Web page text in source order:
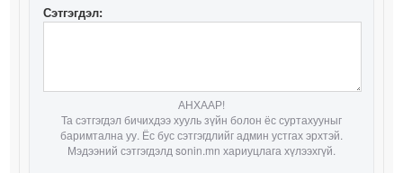
Сэтгэгдэл:
АНХААР!
Та сэтгэгдэл бичихдээ хууль зүйн болон ёс суртахууныг
баримтална уу. Ёс бус сэтгэгдлийг админ устгах эрхтэй.
Мэдээний сэтгэгдэлд sonin.mn хариуцлага хүлээхгүй.